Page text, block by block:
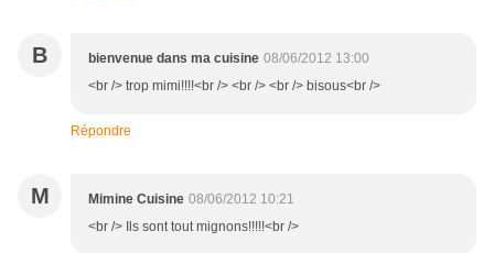
B bienvenue dans ma cuisine 08/06/2012 13:00
<br /> trop mimi!!!!<br /> <br /> <br /> bisous<br />
Répondre
M Mimine Cuisine 08/06/2012 10:21
<br /> Ils sont tout mignons!!!!!<br />